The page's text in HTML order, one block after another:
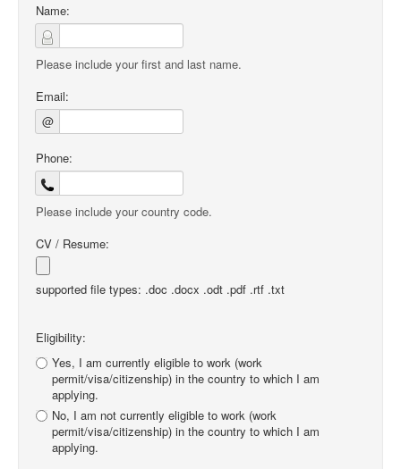
Name:
Please include your first and last name.
Email:
@
Phone:
Please include your country code.
CV / Resume:
supported file types: .doc .docx .odt .pdf .rtf .txt
Eligibility:
Yes, I am currently eligible to work (work
permit/visa/citizenship) in the country to which I am
applying.
No, I am not currently eligible to work (work
permit/visa/citizenship) in the country to which I am
applying.